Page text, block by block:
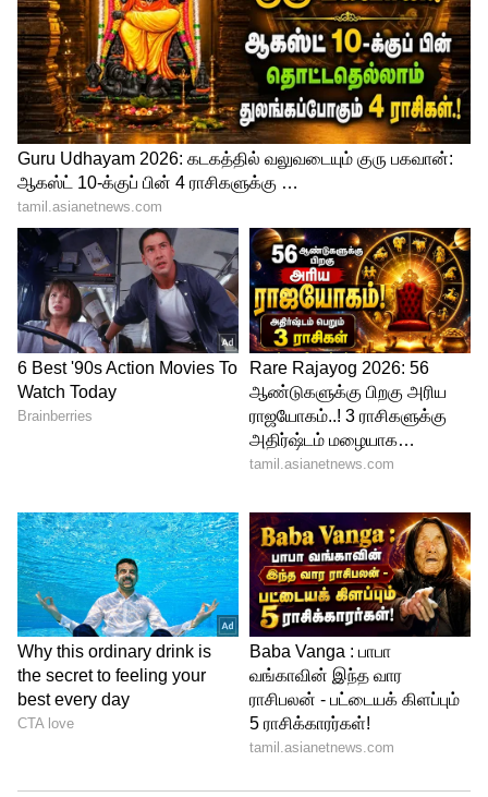
new gst rates: ஹோட்டல் ரூம்,இனி
காஸ்ட்லிதான்! இன்று முதல் 12% ஜிஎஸ்டி
வரி அமல்: வரியில்லாத ஹோட்டல் எது?
ஆனால், மத்திய அரசு முதலில் விடுத்த
அறிக்கையின்படி, பட்டியலிடப்பட்ட
உணவுப்பொருட்கள் அனைத்துக்கும், 25
கிலோ அல்லது 25லிட்டருக்கு குறைவாக
இருந்தால் 5சதவீதம் ஜிஎஸ்டி வரி என்று
தெரிவித்திருந்தது. ஆனால், எதிர்க்கட்சிளின்
போராட்டம் வலுக்கவே மத்திய அரசு பல்டி
அடித்தது.